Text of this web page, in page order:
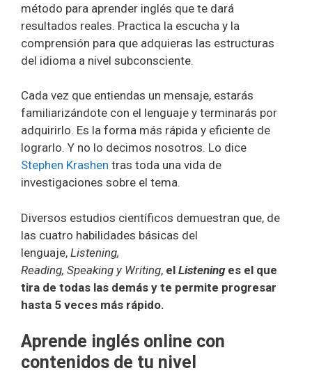
método para aprender inglés que te dará
resultados reales. Practica la escucha y la
comprensión para que adquieras las estructuras
del idioma a nivel subconsciente.
Cada vez que entiendas un mensaje, estarás
familiarizándote con el lenguaje y terminarás por
adquirirlo. Es la forma más rápida y eficiente de
lograrlo. Y no lo decimos nosotros. Lo dice
Stephen Krashen tras toda una vida de
investigaciones sobre el tema.
Diversos estudios científicos demuestran que, de
las cuatro habilidades básicas del
lenguaje, Listening,
Reading, Speaking y Writing, el Listening es el que
tira de todas las demás y te permite progresar
hasta 5 veces más rápido.
Aprende inglés online con
contenidos de tu nivel